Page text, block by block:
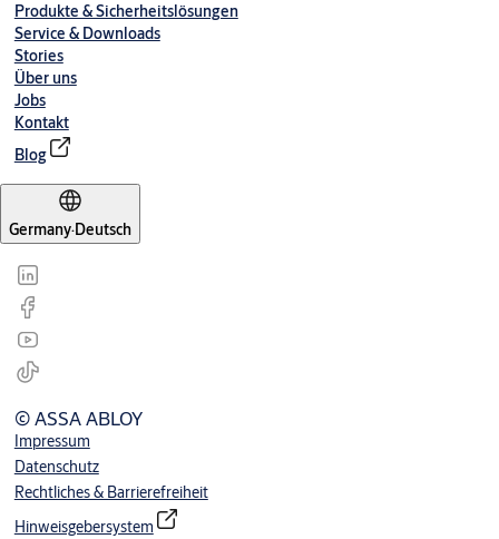
Produkte & Sicherheitslösungen
Service & Downloads
Stories
Über uns
Jobs
Kontakt
Blog
Germany·Deutsch
© ASSA ABLOY
Impressum
Datenschutz
Rechtliches & Barrierefreiheit
Hinweisgebersystem